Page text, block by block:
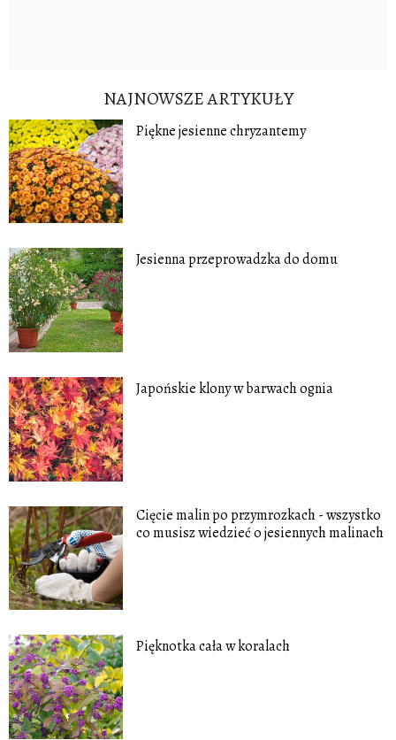
NAJNOWSZE ARTYKUŁY
Piękne jesienne chryzantemy
Jesienna przeprowadzka do domu
Japońskie klony w barwach ognia
Cięcie malin po przymrozkach - wszystko
co musisz wiedzieć o jesiennych malinach
Pięknotka cała w koralach